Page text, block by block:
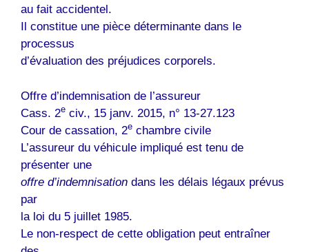
au fait accidentel.
Il constitue une pièce déterminante dans le
processus
d’évaluation des préjudices corporels.
Offre d’indemnisation de l’assureur
Cass. 2e civ., 15 janv. 2015, n° 13-27.123
Cour de cassation, 2e chambre civile
L’assureur du véhicule impliqué est tenu de
présenter une
offre d’indemnisation dans les délais légaux prévus
par
la loi du 5 juillet 1985.
Le non-respect de cette obligation peut entraîner